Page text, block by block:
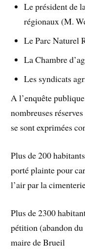
Le président de
régionaux (M.
Le Parc Naturel
La Chambre
Les syndicats
A l’enquête
nombreuses
se sont exprimées
Plus de 200
porté plainte pour
l’air par la
Plus de 2300
pétition (abandon
maire de Brueil